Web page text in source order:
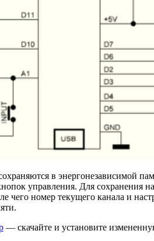
в энергонезависимой
управления. Для сохранения
чего номер текущего канала и
— скачайте и установите